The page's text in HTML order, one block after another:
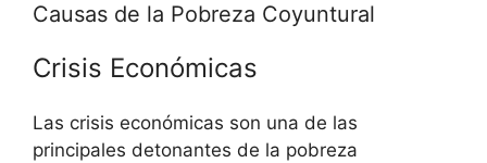
Causas de la Pobreza Coyuntural
Crisis Económicas
Las crisis económicas son una de las
principales detonantes de la pobreza